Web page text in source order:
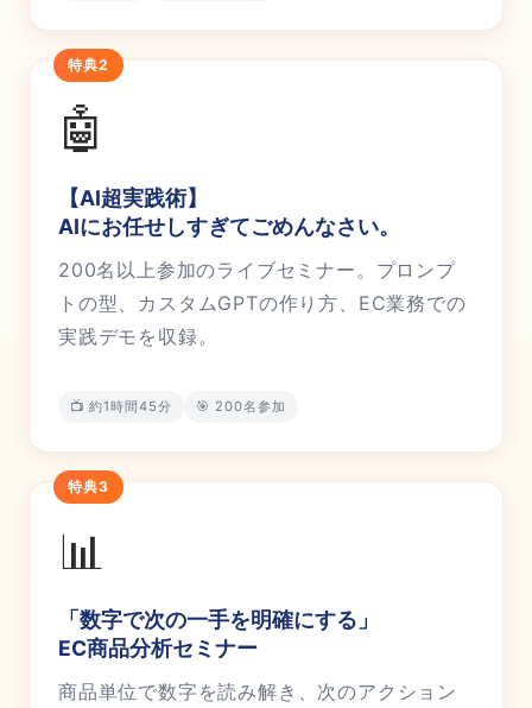
特典2
🤖
【AI超実践術】
AIにお任せしすぎてごめんなさい。
200名以上参加のライブセミナー。プロンプ
トの型、カスタムGPTの作り方、EC業務での
実践デモを収録。
📺 約1時間45分 🎯 200名参加
特典3
📊
「数字で次の一手を明確にする」
EC商品分析セミナー
商品単位で数字を読み解き、次のアクション